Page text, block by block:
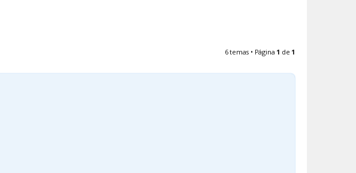
6 temas • Página 1 de 1